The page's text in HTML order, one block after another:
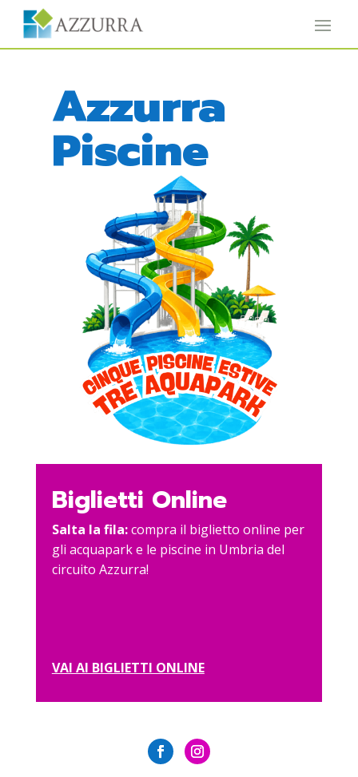
Azzurra
Piscine
Biglietti Online
Salta la fila:compra il biglietto online per
gli acquapark e le piscine in Umbria del
circuito Azzurra!
VAI AI BIGLIETTI ONLINE